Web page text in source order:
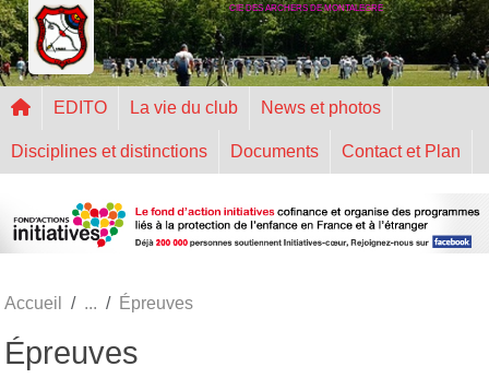
CIE DES ARCHERS DE MONTALEGRE
EDITO La vie du club News et photos
Disciplines et distinctions Documents Contact et Plan
Accueil Épreuves
Épreuves
Panneau de gestion des cookies